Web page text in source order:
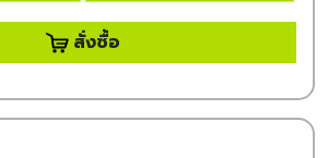
สั่งซื้อ